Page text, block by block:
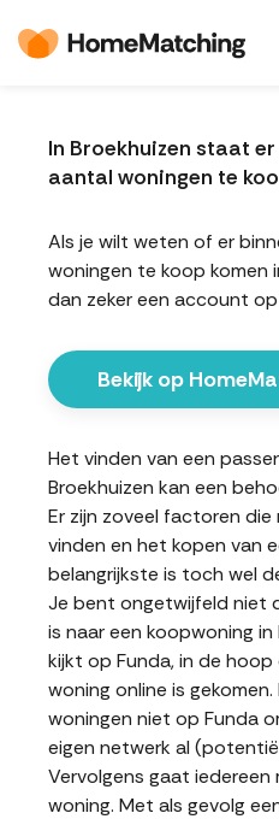
In Broekhuizen staat
aantal woningen te
Als je wilt weten of er
woningen te koop komen
dan zeker een account
Bekijk op
Het vinden van een
Broekhuizen kan een
Er zijn zoveel factoren die
vinden en het kopen van
belangrijkste is toch wel
Je bent ongetwijfeld niet
is naar een koopwoning in
kijkt op Funda, in de
woning online is
woningen niet op Funda
eigen netwerk al
Vervolgens gaat iedereen
woning. Met als gevolg